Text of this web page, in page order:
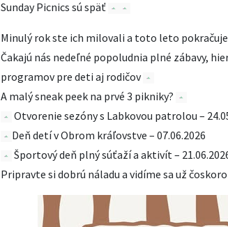
Sunday Picnics sú späť
Minulý rok ste ich milovali a toto leto
Čakajú nás nedeľné popoludnia plné zábavy,
programov pre deti aj rodičov
A malý sneak peek na prvé 3 pikniky?
Otvorenie sezóny s Labkovou patrolou –
Deň detí v Obrom kráľovstve – 07.06.2026
Športový deň plný súťaží a aktivít –
Pripravte si dobrú náladu a vidíme sa už